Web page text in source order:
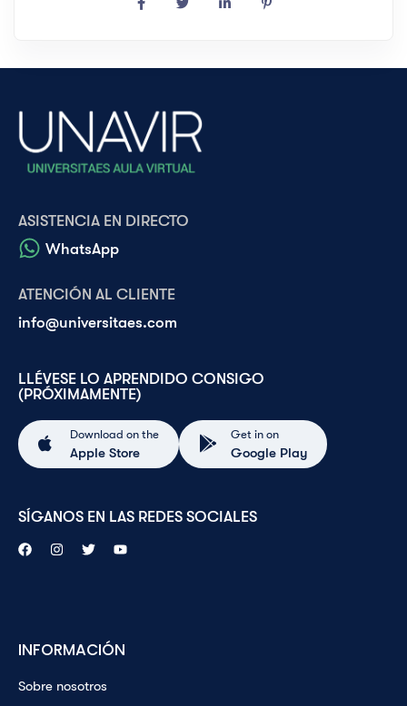
INFORMACIÓN
Sobre nosotros
ASISTENCIA EN DIRECTO
WhatsApp
ATENCIÓN AL CLIENTE
info@universitaes.com
LLÉVESE LO APRENDIDO CONSIGO
(PRÓXIMAMENTE)
Download on the
Apple Store
Get in on
Google Play
SÍGANOS EN LAS REDES SOCIALES